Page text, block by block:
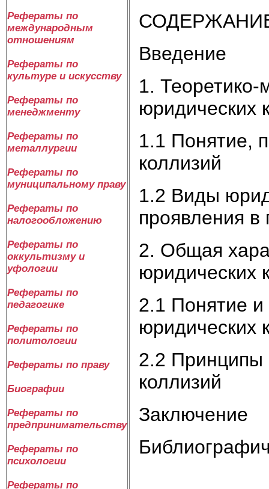
Рефераты по
международным
отношениям
Рефераты по
культуре и искусству
Рефераты по
менеджменту
Рефераты по
металлургии
Рефераты по
муниципальному праву
Рефераты по
налогообложению
Рефераты по
оккультизму и
уфологии
Рефераты по
педагогике
Рефераты по
политологии
Рефераты по праву
Биографии
Рефераты по
предпринимательству
Рефераты по
психологии
Рефераты по
Введение
1. Теоретико-
юридических
1.1 Понятие,
коллизий
1.2 Виды
проявления
2. Общая
юридических
2.1 Понятие
юридических
2.2 Принципы
коллизий
Заключение